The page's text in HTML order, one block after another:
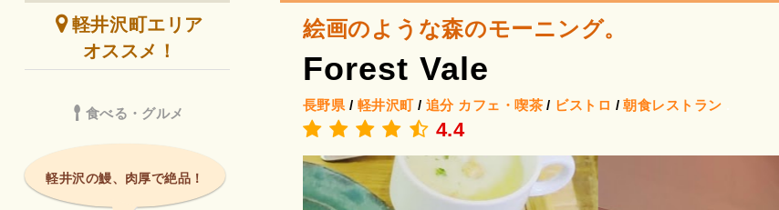
絵画のような森のモーニング。
Forest Vale
長野県 / 軽井沢町/ 追分 カフェ・喫茶/ ビストロ /朝食レストラン
4.4
軽井沢町エリア
オススメ！
食べる・グルメ
軽井沢の鰻、肉厚で絶品！